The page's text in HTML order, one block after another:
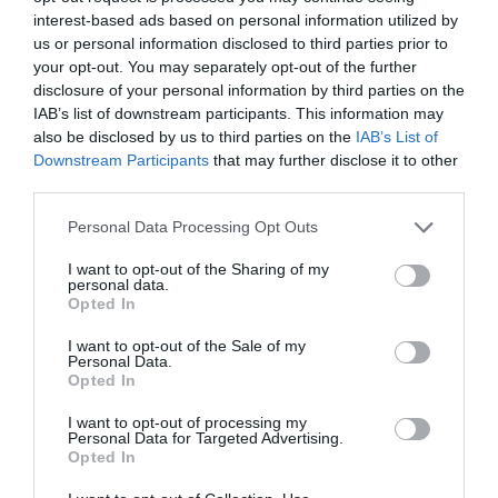
interest-based ads based on personal information utilized by
us or personal information disclosed to third parties prior to
your opt-out. You may separately opt-out of the further
disclosure of your personal information by third parties on the
IAB’s list of downstream participants. This information may
also be disclosed by us to third parties on the IAB’s List of
Downstream Participants that may further disclose it to other
Personal Data Processing Opt Outs
I want to opt-out of the Sharing of my
personal data.
Opted In
I want to opt-out of the Sale of my
Personal Data.
Opted In
I want to opt-out of processing my
Personal Data for Targeted Advertising.
Opted In
Newsletter
Κάθε βδομάδα στο e-mail σας τα τελευταία νέα για
την Τέχνη και τον Πολιτισμό!
Σχετικά Άρθρα